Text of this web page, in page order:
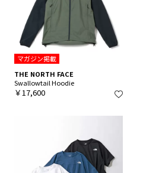
マガジン掲載
THE NORTH FACE
Swallowtail Hoodie
￥17,600